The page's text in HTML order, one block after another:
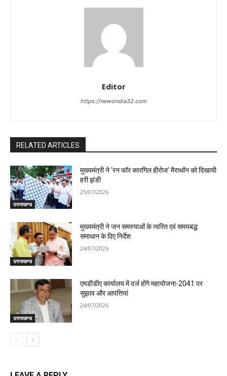
Editor
https://newsindia32.com
RELATED ARTICLES
उत्तराखण्ड
मुख्यमंत्री ने ‘रन फॉर कारगिल हीरोज’ मैराथॉन को दिखायी
हरी झंडी
25/07/2026
उत्तराखण्ड
मुख्यमंत्री ने जन समस्याओं के त्वरित एवं समयबद्ध
समाधान के दिए निर्देश
24/07/2026
उत्तराखण्ड
एमडीडीए कार्यालय में दर्ज होंगे महायोजना-2041 पर
सुझाव और आपत्तियां
24/07/2026